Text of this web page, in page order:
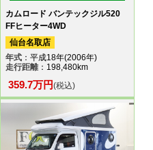
カムロード バンテックジル520
FFヒーター4WD
仙台名取店
年式：平成18年(2006年)
走行距離：198,480km
359.7万円(税込)